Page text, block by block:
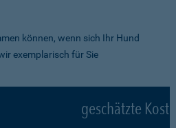
können, wenn sich Ihr Hund
exemplarisch für Sie
geschätzte